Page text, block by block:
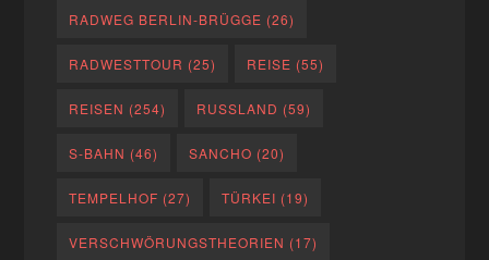
RADWEG BERLIN-BRÜGGE (26)
RADWESTTOUR (25) REISE (55)
REISEN (254) RUSSLAND (59)
S-BAHN (46) SANCHO (20)
TEMPELHOF (27) TÜRKEI (19)
VERSCHWÖRUNGSTHEORIEN (17)